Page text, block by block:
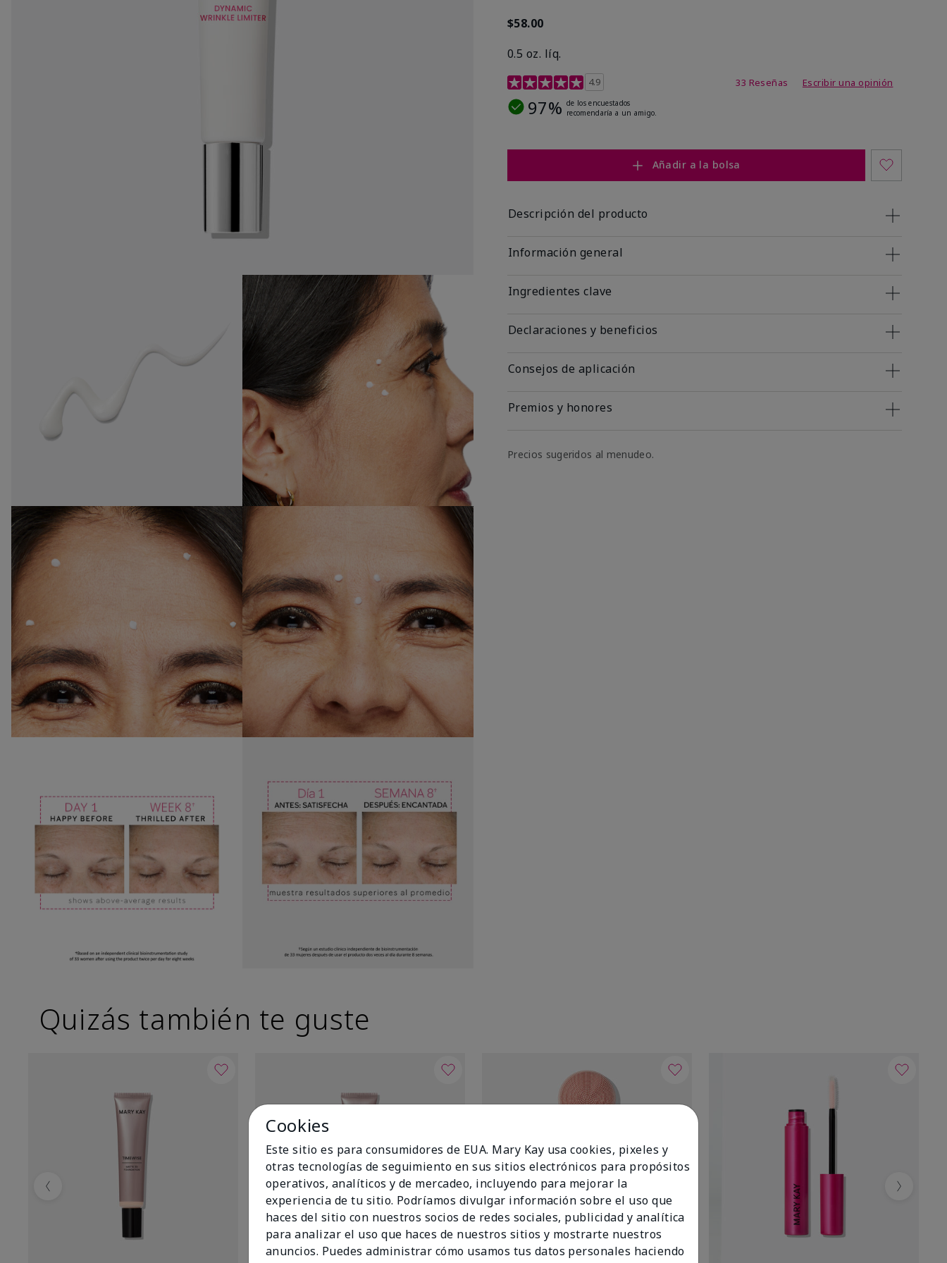
$58.00
0.5 oz. líq.
Calificación de clientes de 4,9 de 5
4.9 33 Reseñas Escribir una opinión
97% de los encuestados
recomendaría a un amigo.
Añadir a la bolsa
Descripción del producto
Información general
Ingredientes clave
Declaraciones y beneficios
Consejos de aplicación
Premios y honores
Precios sugeridos al menudeo.
Quizás también te guste
Previous Next
Cookies
Este sitio es para consumidores de EUA. Mary Kay usa cookies, pixeles y
otras tecnologías de seguimiento en sus sitios electrónicos para propósitos
operativos, analíticos y de mercadeo, incluyendo para mejorar la
experiencia de tu sitio. Podríamos divulgar información sobre el uso que
haces del sitio con nuestros socios de redes sociales, publicidad y analítica
para analizar el uso que haces de nuestros sitios y mostrarte nuestros
anuncios. Puedes administrar cómo usamos tus datos personales haciendo